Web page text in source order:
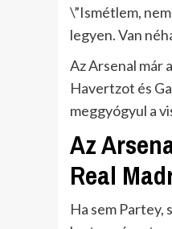
\”Ismétlem,
legyen. Van
Az Arsenal már
Havertzot és
meggyógyul a
Az
Real
Ha sem Partey,